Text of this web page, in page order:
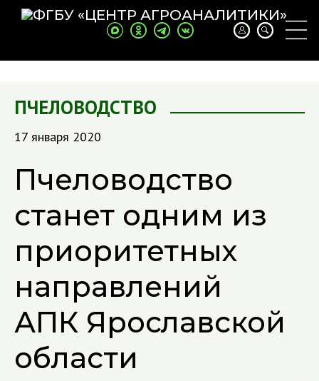
ПЧЕЛОВОДСТВО
17 января 2020
Пчеловодство
станет одним из
приоритетных
направлений
АПК Ярославской
области